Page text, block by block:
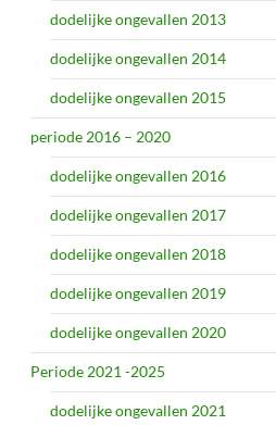
dodelijke ongevallen 2013
dodelijke ongevallen 2014
dodelijke ongevallen 2015
periode 2016 – 2020
dodelijke ongevallen 2016
dodelijke ongevallen 2017
dodelijke ongevallen 2018
dodelijke ongevallen 2019
dodelijke ongevallen 2020
Periode 2021 -2025
dodelijke ongevallen 2021